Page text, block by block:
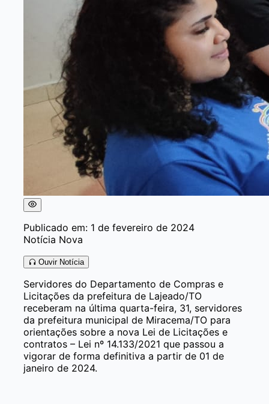
Publicado em: 1 de fevereiro de 2024
Notícia Nova
Ouvir Notícia
Servidores do Departamento de Compras e
Licitações da prefeitura de Lajeado/TO
receberam na última quarta-feira, 31, servidores
da prefeitura municipal de Miracema/TO para
orientações sobre a nova Lei de Licitações e
contratos – Lei nº 14.133/2021 que passou a
vigorar de forma definitiva a partir de 01 de
janeiro de 2024.